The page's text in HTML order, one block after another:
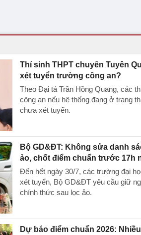
Thí sinh THPT chuyên Tuyên
xét tuyển trường công an?
Theo Đại tá Trần Hồng Quang, các
công an nếu hệ thống đang ở trạng
chưa xét tuyển.
Bộ GD&ĐT: Không sửa danh
ảo, chốt điểm chuẩn trước 17h
Đến hết ngày 30/7, các trường đại
xét tuyển, Bộ GD&ĐT yêu cầu giữ
chính thức sau lọc ảo.
Dự báo điểm chuẩn 2026: